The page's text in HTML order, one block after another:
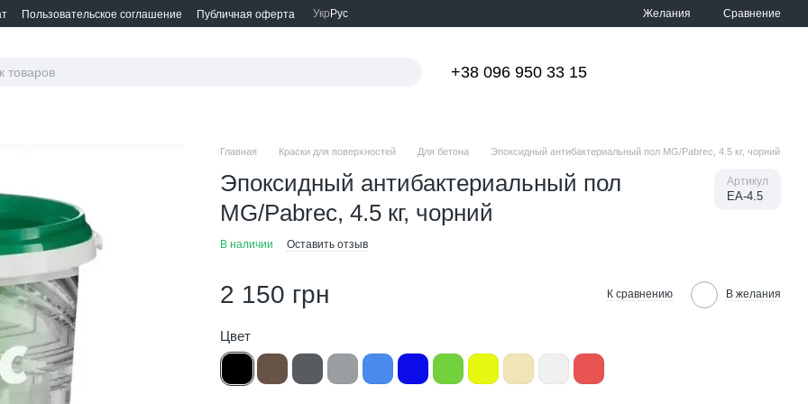
Пользовательское соглашение Публичная оферта Укр Рус Желания Сравнение
+38 096 950 33 15
Главная Краски для поверхностей Для бетона Эпоксидный антибактериальный пол MG/Pabrec, 4.5 кг, чорний
Эпоксидный антибактериальный пол
MG/Pabrec, 4.5 кг, чорний
Артикул
ЕА-4.5
В наличии Оставить отзыв
2 150 грн К сравнению В желания
Цвет